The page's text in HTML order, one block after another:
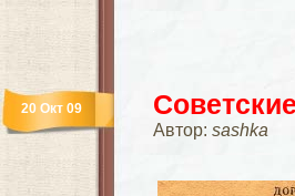
Автор: sashka
20 Окт 09